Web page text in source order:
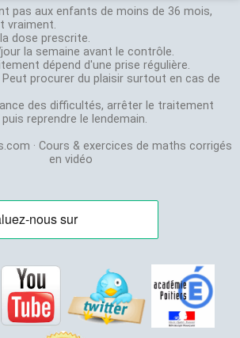
la
au
pas aux enfants de moins de 36 mois,
vraiment.
dose prescrite.
jour la semaine avant le contrôle.
dépend d'une prise régulière.
procurer du plaisir surtout en cas de
des difficultés, arrêter le traitement
reprendre le lendemain.
· Cours & exercices de maths corrigés
en vidéo